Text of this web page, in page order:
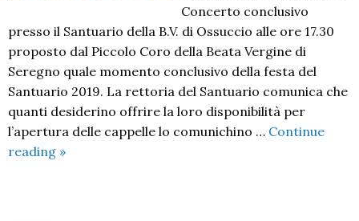
Concerto conclusivo
presso il Santuario della B.V. di Ossuccio alle ore 17.30
proposto dal Piccolo Coro della Beata Vergine di
Seregno quale momento conclusivo della festa del
Santuario 2019. La rettoria del Santuario comunica che
quanti desiderino offrire la loro disponibilità per
l’apertura delle cappelle lo comunichino … Continue
reading Concerto
»